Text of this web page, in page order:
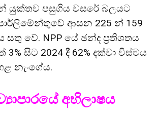
යුක්තව පසුගිය වසරේ බලයට
ආසන 225 න් 159
සතු වේ. NPP යේ ඡන්ද ප්‍රතිශතය
3% සිට 2024 දී 62% දක්වා විස්මය
නැංගේය.
අභිලාෂය